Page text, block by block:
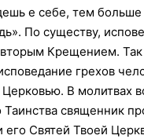
е себе, тем
По существу,
Крещением.
грехов
Церковью. В молитвах
священник
Святей Твоей